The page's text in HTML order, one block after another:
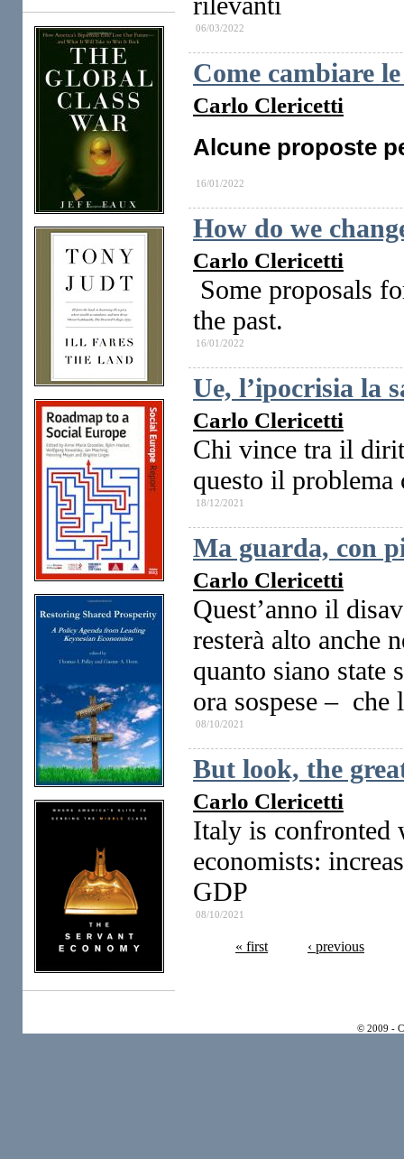
06/03/2022
Come cambiare
Carlo Clericetti
Alcune proposte
16/01/2022
How do we
Carlo Clericetti
Some proposals
the past.
16/01/2022
Ue, l’ipocrisia la
Carlo Clericetti
Chi vince tra il
questo il problema
18/12/2021
Ma guarda, con
Carlo Clericetti
Quest’anno il
resterà alto anche
quanto siano state
ora sospese –
08/10/2021
But look, the
Carlo Clericetti
Italy is confronted
economists:
GDP
08/10/2021
« first ‹ previous
© 2009 -